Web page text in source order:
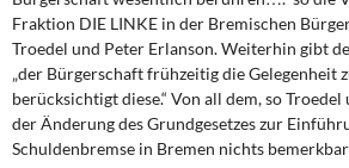
Weitere Themen
Memo-Gruppe
Institut Solidarische Moderne
Fraktion DIE LINKE in der Bremischen
Troedel und Peter Erlanson. Weiterhin gibt
„der Bürgerschaft frühzeitig die Gelegenheit
berücksichtigt diese.“ Von all dem, so Troedel
der Änderung des Grundgesetzes zur
Schuldenbremse in Bremen nichts bemerkbar